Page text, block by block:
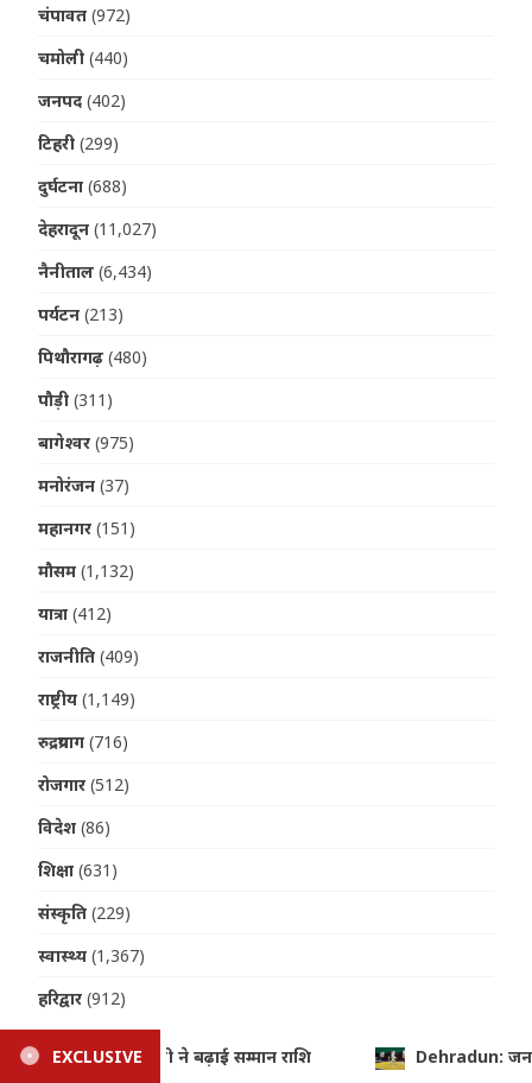
चंपावत (972)
चमोली (440)
जनपद (402)
टिहरी (299)
दुर्घटना (688)
देहरादून (11,027)
नैनीताल (6,434)
पर्यटन (213)
पिथौरागढ़ (480)
पौड़ी (311)
बागेश्वर (975)
मनोरंजन (37)
महानगर (151)
मौसम (1,132)
यात्रा (412)
राजनीति (409)
राष्ट्रीय (1,149)
रुद्रप्रयाग (716)
रोजगार (512)
विदेश (86)
शिक्षा (631)
संस्कृति (229)
स्वास्थ्य (1,367)
हरिद्वार (912)
EXCLUSIVE
जनपदीय जूडो प्रतियोगिता में खिलाड़ियों का दमदार प्रदर्शन, छह भार वर्गों